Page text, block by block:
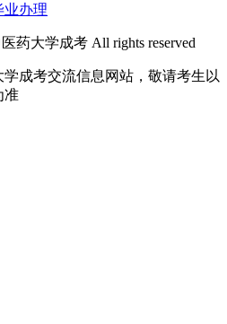
业办理
药大学成考 All rights reserved
成考交流信息网站，敬请考生以
准